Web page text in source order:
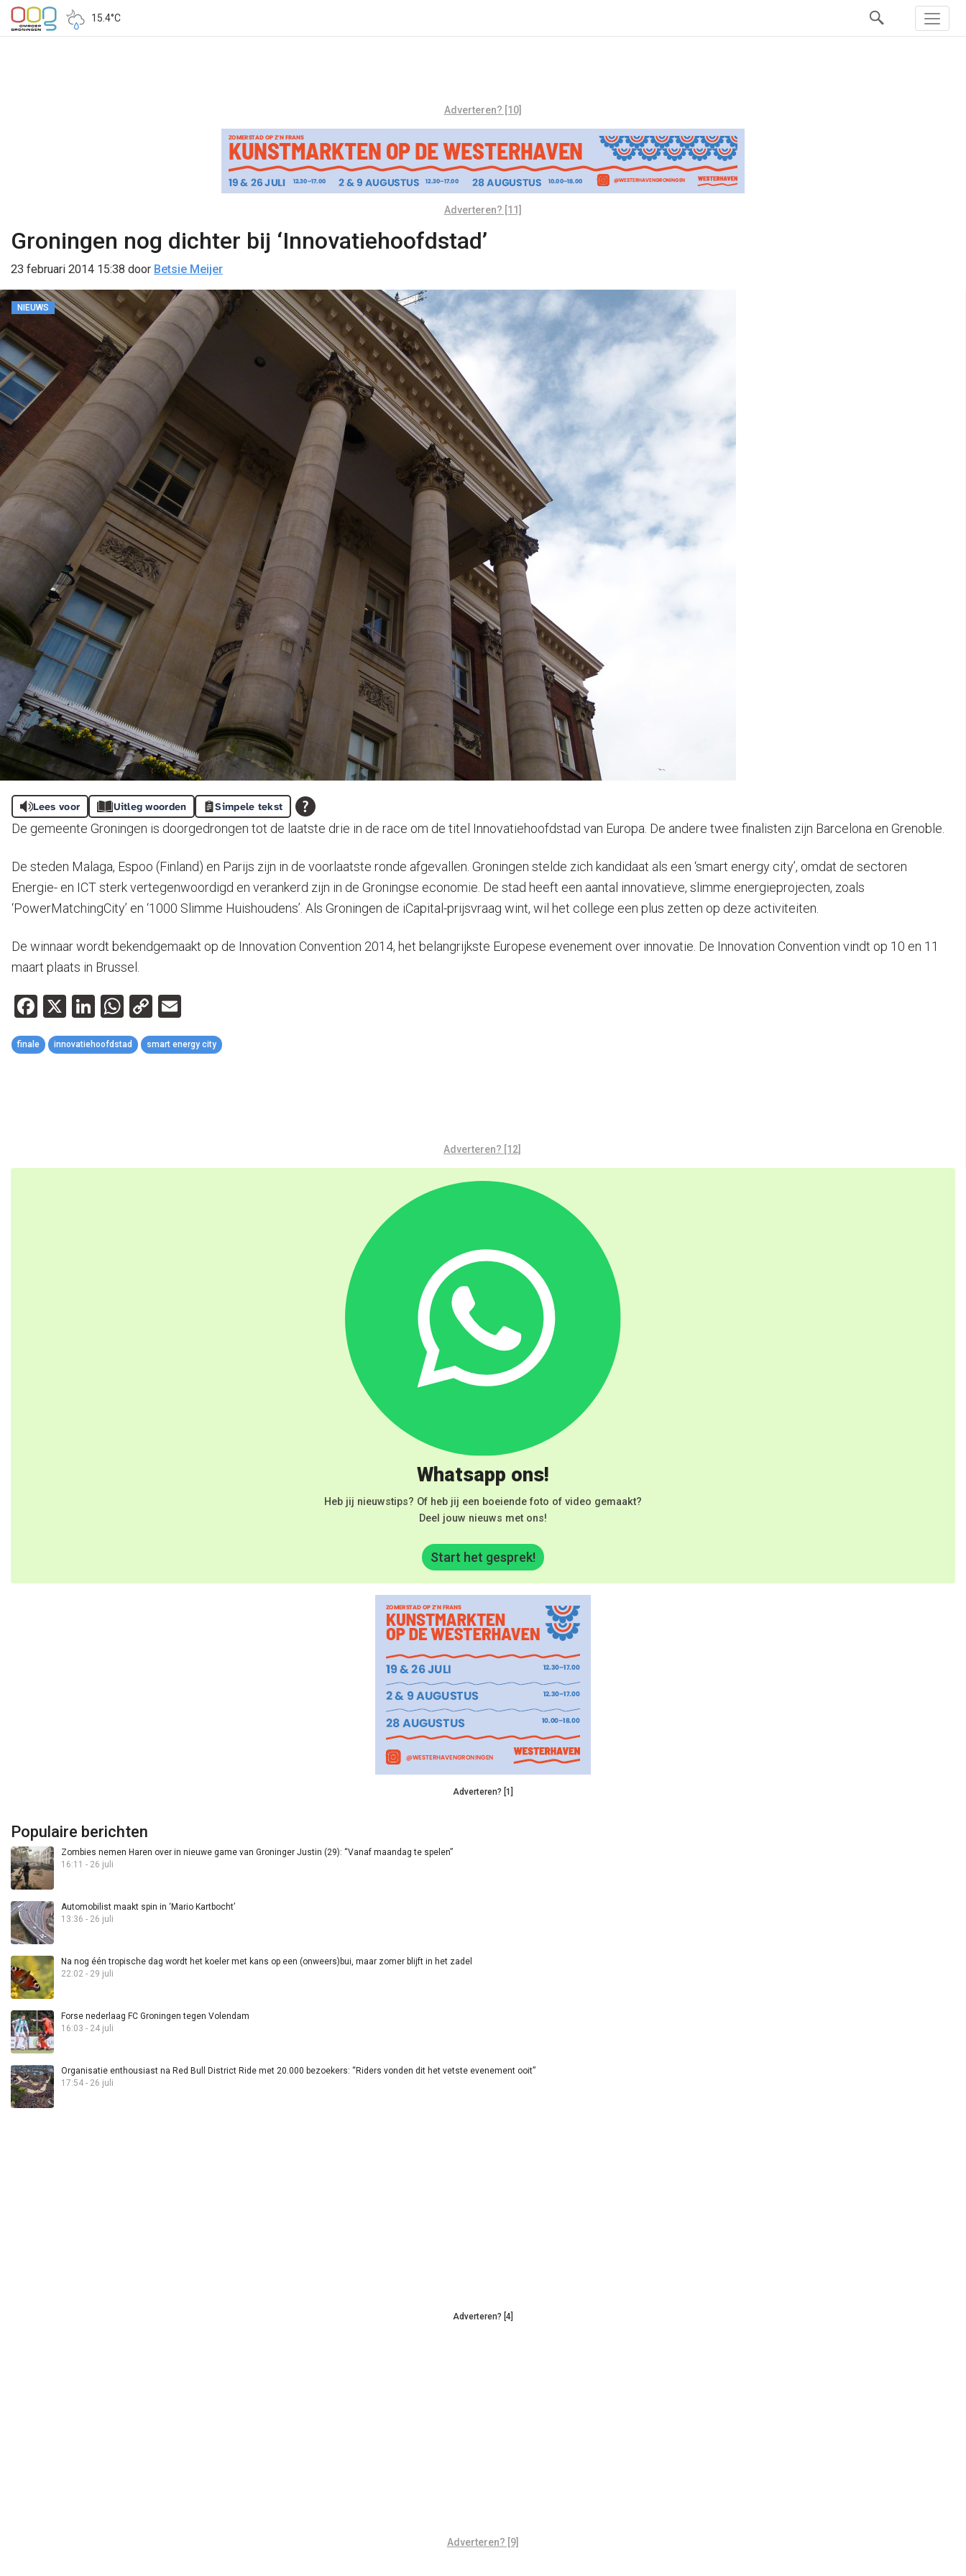
15.4°C
Adverteren? [10]
Adverteren? [11]
Groningen nog dichter bij ‘Innovatiehoofdstad’
23 februari 2014 15:38 door Betsie Meijer
NIEUWS
Lees voor Uitleg woorden Simpele tekst
De gemeente Groningen is doorgedrongen tot de laatste drie in de race om de titel Innovatiehoofdstad van Europa. De andere twee finalisten zijn Barcelona en Grenoble.
De steden Malaga, Espoo (Finland) en Parijs zijn in de voorlaatste ronde afgevallen. Groningen stelde zich kandidaat als een ‘smart energy city’, omdat de sectoren
Energie- en ICT sterk vertegenwoordigd en verankerd zijn in de Groningse economie. De stad heeft een aantal innovatieve, slimme energieprojecten, zoals
‘PowerMatchingCity’ en ‘1000 Slimme Huishoudens’. Als Groningen de iCapital-prijsvraag wint, wil het college een plus zetten op deze activiteiten.
De winnaar wordt bekendgemaakt op de Innovation Convention 2014, het belangrijkste Europese evenement over innovatie. De Innovation Convention vindt op 10 en 11
maart plaats in Brussel.
Facebook
X LinkedIn
WhatsApp
Copy
Link
finale innovatiehoofdstad smart energy city
Adverteren? [12]
Whatsapp ons!
Heb jij nieuwstips? Of heb jij een boeiende foto of video gemaakt?
Deel jouw nieuws met ons!
Start het gesprek!
Adverteren? [1]
Populaire berichten
Zombies nemen Haren over in nieuwe game van Groninger Justin (29): “Vanaf maandag te spelen”
16:11 - 26 juli
Automobilist maakt spin in ‘Mario Kartbocht’
13:36 - 26 juli
Na nog één tropische dag wordt het koeler met kans op een (onweers)bui, maar zomer blijft in het zadel
22:02 - 29 juli
Forse nederlaag FC Groningen tegen Volendam
16:03 - 24 juli
Organisatie enthousiast na Red Bull District Ride met 20.000 bezoekers: “Riders vonden dit het vetste evenement ooit”
17:54 - 26 juli
Adverteren? [4]
Adverteren? [9]